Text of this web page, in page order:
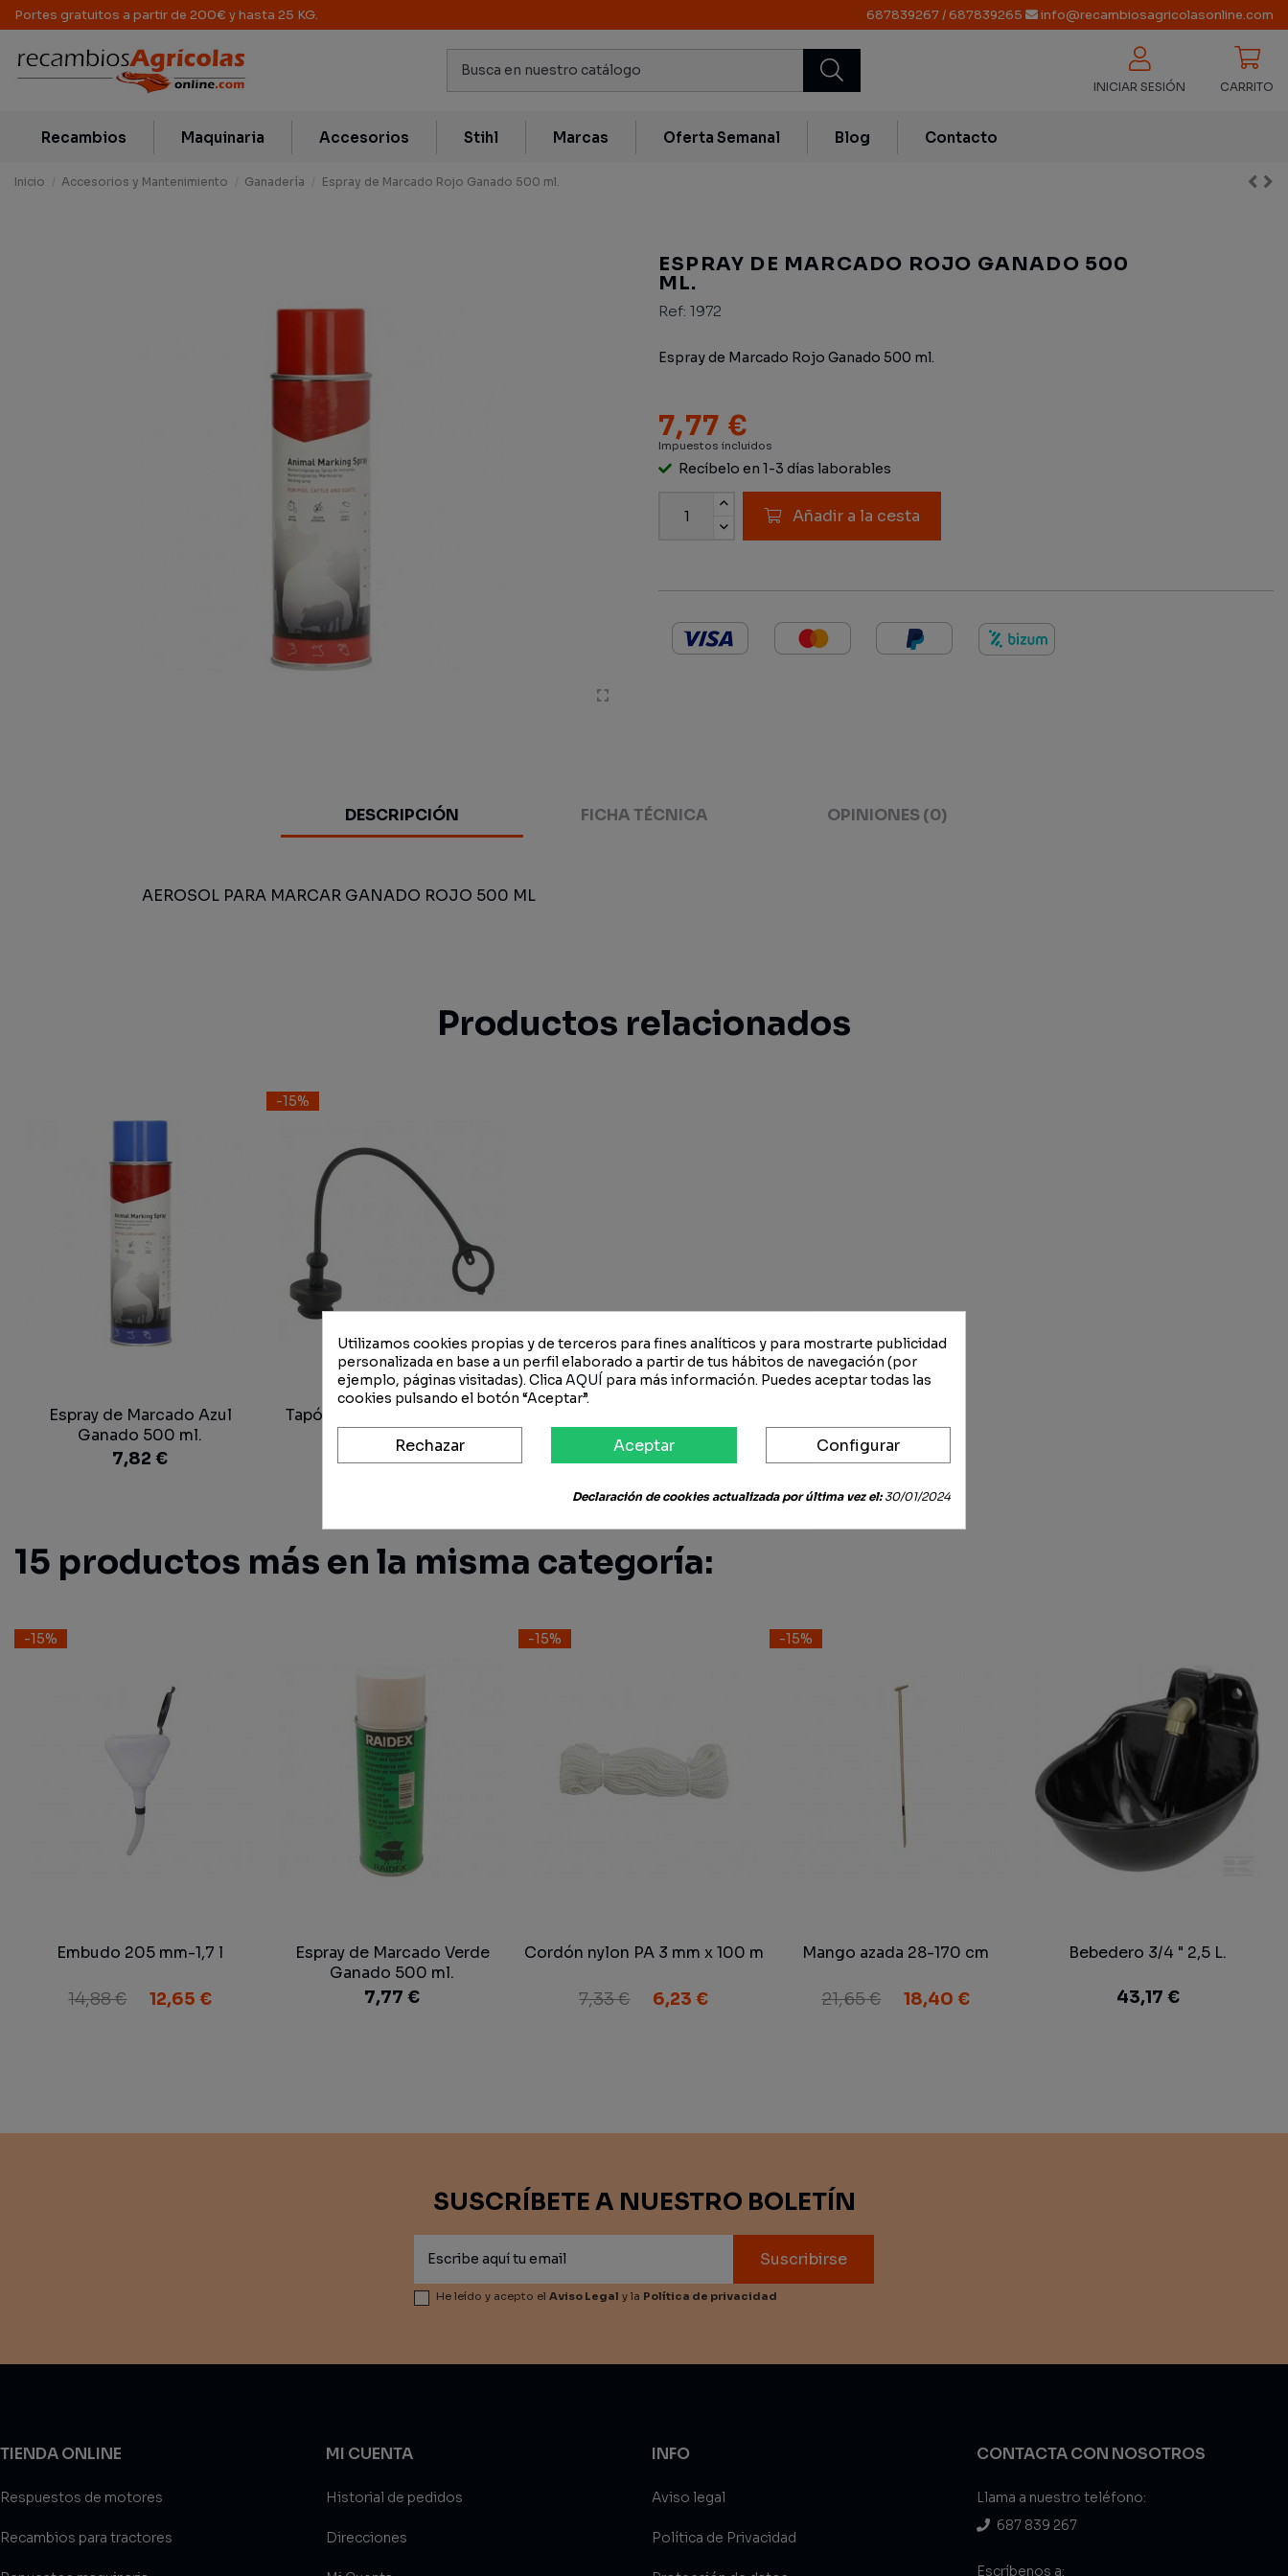
Portes gratuitos a partir de 200€ y hasta 25 KG. 687839267/687839265 info@recambiosagricolasonline.com
INICIAR SESIÓN CARRITO
Recambios Maquinaria Accesorios Stihl Marcas Oferta Semanal Blog Contacto
Inicio Accesorios y Mantenimiento Ganadería Espray de Marcado Rojo Ganado 500 ml.
ESPRAY DE MARCADO ROJO GANADO 500
ML.
Ref: 1972
Espray de Marcado Rojo Ganado 500 ml.
7,77 €
Impuestos incluidos
Recíbelo en 1-3 días laborables
Añadir a la cesta
DESCRIPCIÓN FICHA TÉCNICA OPINIONES (0)
AEROSOL PARA MARCAR GANADO ROJO 500 ML
Productos relacionados
Espray de Marcado Azul
Ganado 500 ml.
7,82 €
-15%
Tapón Hidráulico Antipolvo
1/2" Macho Negro
1,33 € 1,13 €
15 productos más en la misma categoría:
-15%
Embudo 205 mm-1,7 l
14,88 € 12,65 €
Espray de Marcado Verde
Ganado 500 ml.
7,77 €
-15%
Cordón nylon PA 3 mm x 100 m
7,33 € 6,23 €
-15%
Mango azada 28-170 cm
21,65 € 18,40 €
Bebedero 3/4 " 2,5 L.
43,17 €
SUSCRÍBETE A NUESTRO BOLETÍN
Suscribirse
He leído y acepto el Aviso Legal y la Política de privacidad
TIENDA ONLINE
Respuestos de motores
Recambios para tractores
MI CUENTA
Historial de pedidos
Direcciones
INFO
Aviso legal
Política de Privacidad
CONTACTA CON NOSOTROS
Llama a nuestro teléfono:
687 839 267
Escríbenos a:
Utilizamos cookies propias y de terceros para fines analíticos y para mostrarte publicidad
personalizada en base a un perfil elaborado a partir de tus hábitos de navegación (por
ejemplo, páginas visitadas). Clica AQUÍ para más información. Puedes aceptar todas las
cookies pulsando el botón “Aceptar”.
Rechazar Aceptar Configurar
Declaración de cookies actualizada por última vez el:30/01/2024